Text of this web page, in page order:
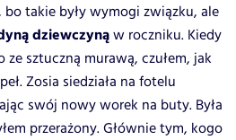
takie były wymogi związku, ale
dziewczynąw roczniku. Kiedy
sztuczną murawą, czułem, jak
Zosia siedziała na fotelu
swój nowy worek na buty. Była
przerażony. Głównie tym, kogo